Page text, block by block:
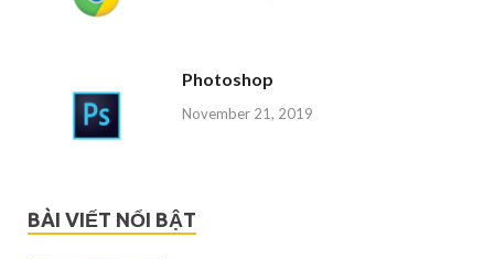
Photoshop
November 21, 2019
BÀI VIẾT NỔI BẬT